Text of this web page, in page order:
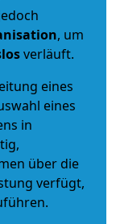
, um
verläuft.
eines
eines
in
über die
verfügt,